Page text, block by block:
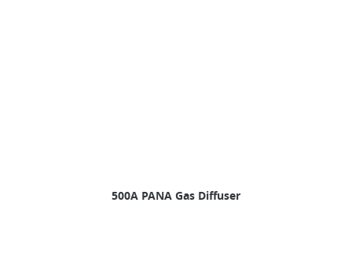
500A PANA Gas Diffuser